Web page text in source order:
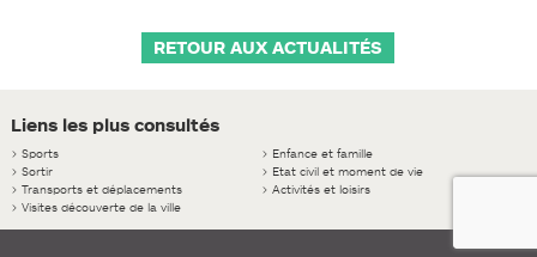
RETOUR AUX ACTUALITÉS
Liens les plus consultés
> Sports > Enfance et famille
> Sortir > Etat civil et moment de vie
> Transports et déplacements >Activités et loisirs
> Visites découverte de la ville